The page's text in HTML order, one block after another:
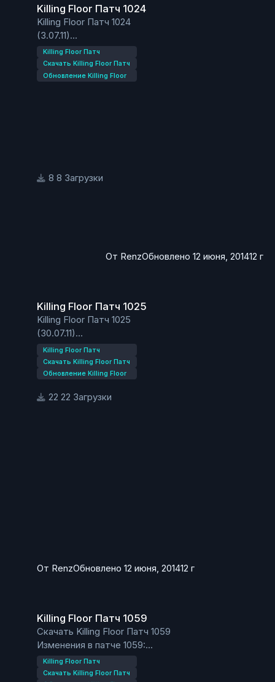
Killing Floor Патч 1024
Killing Floor Патч 1024
(3.07.11)
Мелкие фиксы.
Killing Floor Патч
Скачать Killing Floor Патч
Обновление Killing Floor
8 Загрузки
От RenzОбновлено 12 июня, 201412 г
Killing Floor Патч 1025
Killing Floor Патч 1025
(30.07.11)
Возвращены старые мутанты.
Добавлено два новых персонажа: русский и
немецкий солдат.
Killing Floor Патч
Скачать Killing Floor Патч
Обновление Killing Floor
22 Загрузки
От RenzОбновлено 12 июня, 201412 г
Killing Floor Патч 1059
Скачать Killing Floor Патч 1059
Изменения в патче 1059:
Добавлены 2 новые карты: Siren's Belch и
Stronghold
Killing Floor Патч
Скачать Killing Floor Патч